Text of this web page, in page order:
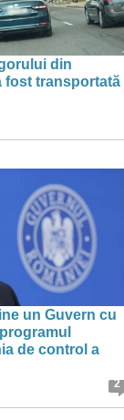
din
fost transportată
un Guvern cu
de control a
2